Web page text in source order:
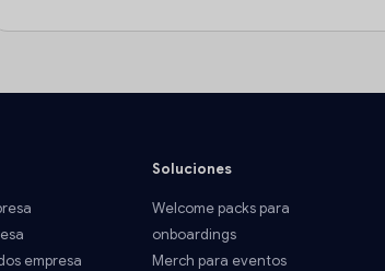
empresa
Soluciones
Welcome packs para
onboardings
Merch para eventos